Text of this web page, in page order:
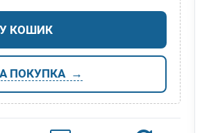
У КОШИК
ПОКУПКА